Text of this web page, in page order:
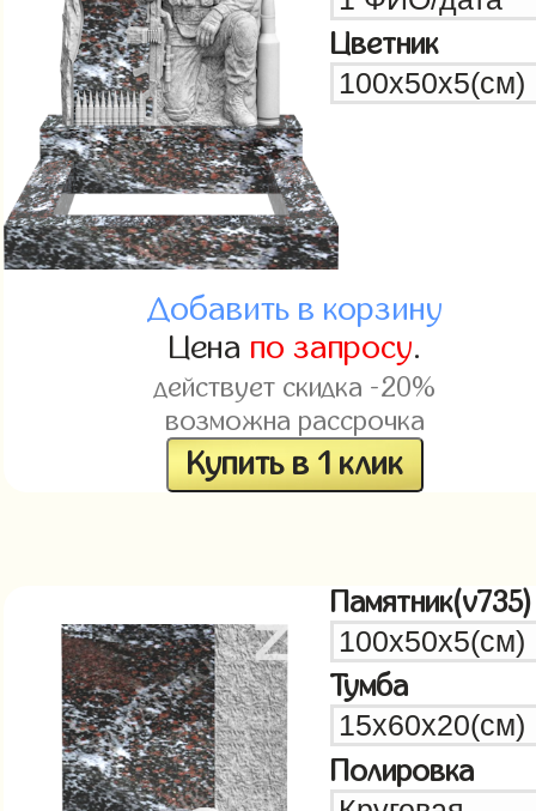
Цветник
Добавить в корзину
Цена по запросу.
действует скидка -20%
возможна рассрочка
Купить в 1 клик
Памятник(v735)
Тумба
Полировка